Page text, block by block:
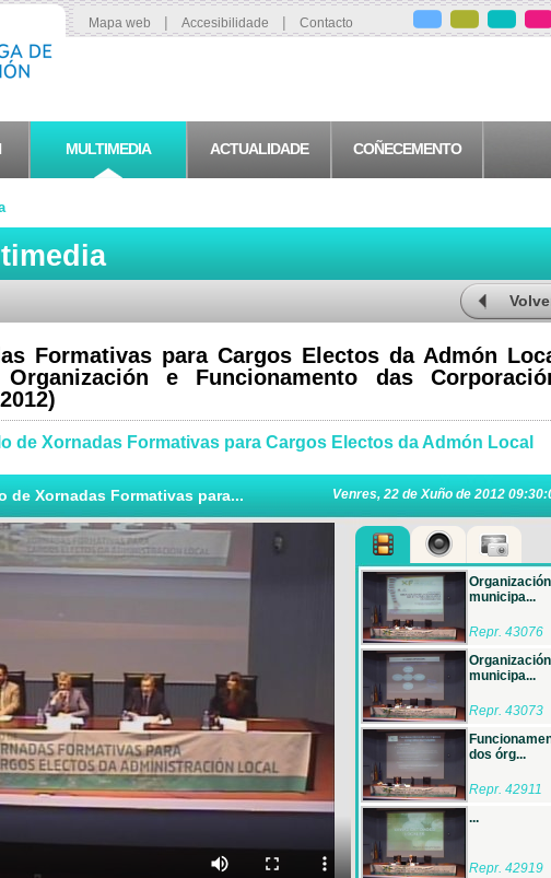
Mapa web | Accesibilidade | Contacto
MULTIMEDIA ACTUALIDADE COÑECEMENTO
Formativas para Cargos Electos da Admón
e Funcionamento das
de Xornadas Formativas para Cargos Electos da Admón Local
de Xornadas Formativas para... Venres, 22 de Xuño de 2012
Organización
municipa...
Repr. 43076
Organización
municipa...
Repr. 43073
dos órg...
Repr. 42911
...
Repr. 42919